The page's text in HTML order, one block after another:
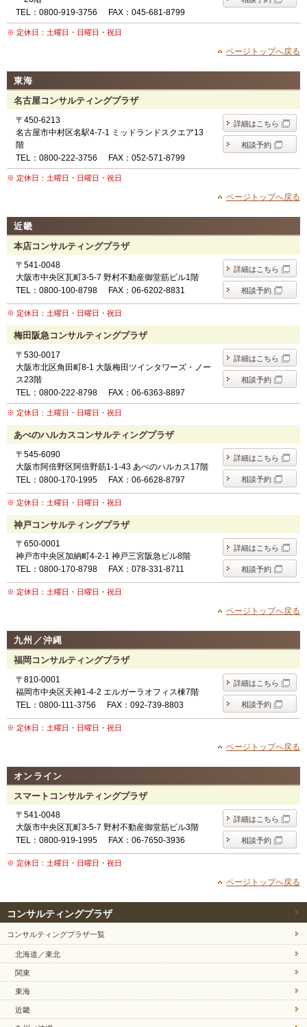
TEL：0800-919-3756
FAX：045-681-8799
※ 定休日：土曜日・日曜日・祝日
ページトップへ戻る
東海
名古屋コンサルティングプラザ
詳細はこちら
相談予約
〒450-6213
名古屋市中村区名駅4-7-1 ミッドランドスクエア13
階
TEL：0800-222-3756
FAX：052-571-8799
※ 定休日：土曜日・日曜日・祝日
ページトップへ戻る
近畿
本店コンサルティングプラザ
詳細はこちら
相談予約
〒541-0048
大阪市中央区瓦町3-5-7 野村不動産御堂筋ビル1階
TEL：0800-100-8798
FAX：06-6202-8831
※ 定休日：土曜日・日曜日・祝日
梅田阪急コンサルティングプラザ
詳細はこちら
相談予約
〒530-0017
大阪市北区角田町8-1 大阪梅田ツインタワーズ・ノー
ス23階
TEL：0800-222-8798
FAX：06-6363-8897
※ 定休日：土曜日・日曜日・祝日
あべのハルカスコンサルティングプラザ
詳細はこちら
相談予約
〒545-6090
大阪市阿倍野区阿倍野筋1-1-43 あべのハルカス17階
TEL：0800-170-1995
FAX：06-6628-8797
※ 定休日：土曜日・日曜日・祝日
神戸コンサルティングプラザ
詳細はこちら
相談予約
〒650-0001
神戸市中央区加納町4-2-1 神戸三宮阪急ビル8階
TEL：0800-170-8798
FAX：078-331-8711
※ 定休日：土曜日・日曜日・祝日
ページトップへ戻る
九州／沖縄
福岡コンサルティングプラザ
詳細はこちら
相談予約
〒810-0001
福岡市中央区天神1-4-2 エルガーラオフィス棟7階
TEL：0800-111-3756
FAX：092-739-8803
※ 定休日：土曜日・日曜日・祝日
ページトップへ戻る
オンライン
スマートコンサルティングプラザ
詳細はこちら
相談予約
〒541-0048
大阪市中央区瓦町3-5-7 野村不動産御堂筋ビル3階
TEL：0800-919-1995
FAX：06-7650-3936
※ 定休日：土曜日・日曜日・祝日
ページトップへ戻る
コンサルティングプラザ
コンサルティングプラザ一覧
北海道／東北
関東
東海
近畿